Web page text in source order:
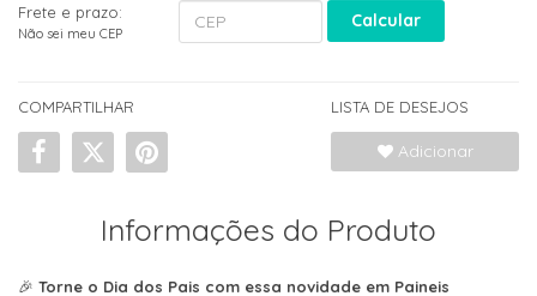
Frete e prazo:
Não sei meu CEP
Calcular
COMPARTILHAR LISTA DE DESEJOS
Adicionar
Informações do Produto
🎉 Torne o Dia dos Pais com essa novidade em Paineis